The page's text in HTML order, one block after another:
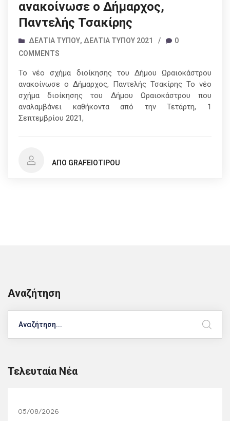
ανακοίνωσε ο Δήμαρχος,
Παντελής Τσακίρης
ΔΕΛΤΊΑ ΤΎΠΟΥ, ΔΕΛΤΊΑ ΤΎΠΟΥ 2021 /
0
COMMENTS
Το νέο σχήμα διοίκησης του Δήμου Ωραιοκάστρου
ανακοίνωσε ο Δήμαρχος, Παντελής Τσακίρης Το νέο
σχήμα διοίκησης του Δήμου Ωραιοκάστρου που
αναλαμβάνει καθήκοντα από την Τετάρτη, 1
Σεπτεμβρίου 2021,
ΑΠΌ GRAFEIOTIPOU
Αναζήτηση
Τελευταία Νέα
05/08/2026